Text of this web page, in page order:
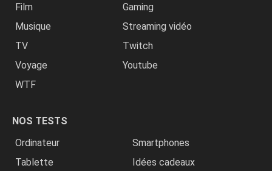
Film
Gaming
Musique
Streaming vidéo
TV
Twitch
Voyage
Youtube
WTF
NOS TESTS
Ordinateur
Smartphones
Tablette
Idées cadeaux